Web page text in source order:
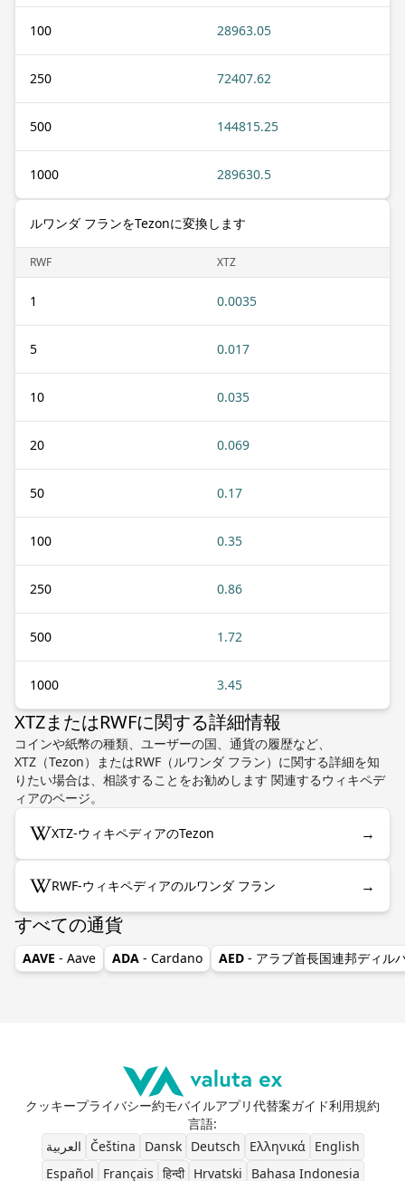
100 28963.05
250 72407.62
500 144815.25
1000 289630.5
ルワンダ フランをTezonに変換します
RWF XTZ
1 0.0035
5 0.017
10 0.035
20 0.069
50 0.17
100 0.35
250 0.86
500 1.72
1000 3.45
XTZまたはRWFに関する詳細情報
コインや紙幣の種類、ユーザーの国、通貨の履歴など、
XTZ（Tezon）またはRWF（ルワンダ フラン）に関する詳細を知
りたい場合は、相談することをお勧めします 関連するウィキペデ
ィアのページ。
XTZ-ウィキペディアのTezon →
RWF-ウィキペディアのルワンダ フラン →
すべての通貨
AAVE - Aave ADA - Cardano AED - アラブ首長国連邦ディル
クッキープライバシー約モバイルアプリ代替案ガイド利用規約
言語:
العربية
Čeština Dansk Deutsch Ελληνικά
English
Español
Français हिन्दी Hrvatski Bahasa Indonesia